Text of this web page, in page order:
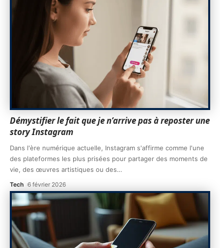
Démystifier le fait que je n’arrive pas à reposter une
story Instagram
Dans l'ère numérique actuelle, Instagram s'affirme comme l'une
des plateformes les plus prisées pour partager des moments de
vie, des œuvres artistiques ou des…
Tech 6 février 2026